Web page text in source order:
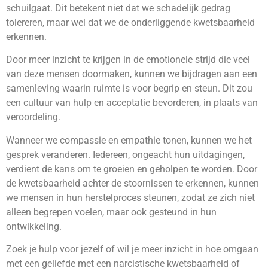
schuilgaat. Dit betekent niet dat we schadelijk gedrag
tolereren, maar wel dat we de onderliggende kwetsbaarheid
erkennen.
Door meer inzicht te krijgen in de emotionele strijd die veel
van deze mensen doormaken, kunnen we bijdragen aan een
samenleving waarin ruimte is voor begrip en steun. Dit zou
een cultuur van hulp en acceptatie bevorderen, in plaats van
veroordeling.
Wanneer we compassie en empathie tonen, kunnen we het
gesprek veranderen. Iedereen, ongeacht hun uitdagingen,
verdient de kans om te groeien en geholpen te worden. Door
de kwetsbaarheid achter de stoornissen te erkennen, kunnen
we mensen in hun herstelproces steunen, zodat ze zich niet
alleen begrepen voelen, maar ook gesteund in hun
ontwikkeling.
Zoek je hulp voor jezelf of wil je meer inzicht in hoe omgaan
met een geliefde met een narcistische kwetsbaarheid of